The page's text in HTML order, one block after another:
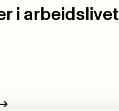
i arbeidslivet
->